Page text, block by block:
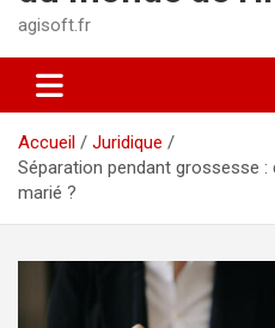
agisoft.fr
Accueil
Juridique
Séparation pendant grossesse
marié ?